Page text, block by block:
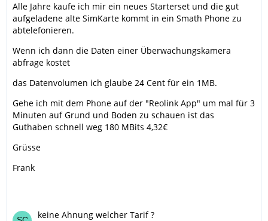
Alle Jahre kaufe ich mir ein neues Starterset und die gut
aufgeladene alte SimKarte kommt in ein Smath Phone zu
abtelefonieren.
Wenn ich dann die Daten einer Überwachungskamera
abfrage kostet
das Datenvolumen ich glaube 24 Cent für ein 1MB.
Gehe ich mit dem Phone auf der "Reolink App" um mal für 3
Minuten auf Grund und Boden zu schauen ist das
Guthaben schnell weg 180 MBits 4,32€
Grüsse
Frank
keine Ahnung welcher Tarif ?